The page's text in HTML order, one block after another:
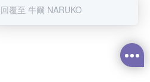
📌電話客服：02-26581707
回覆至 牛爾 NARUKO